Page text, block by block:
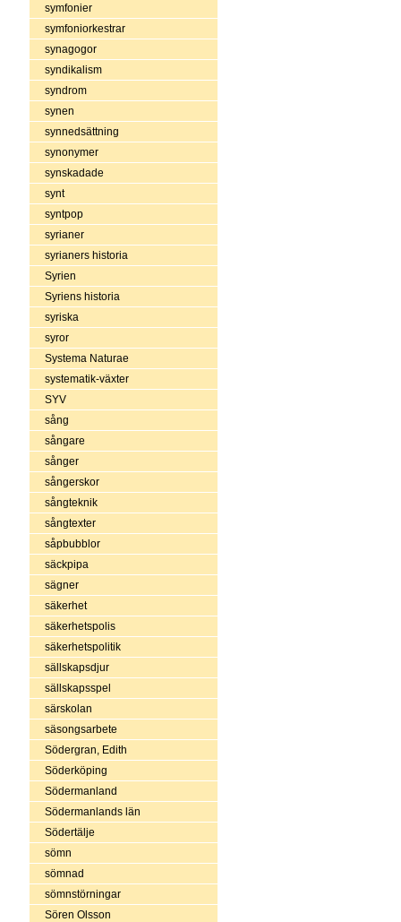
symfonier
symfoniorkestrar
synagogor
syndikalism
syndrom
synen
synnedsättning
synonymer
synskadade
synt
syntpop
syrianer
syrianers historia
Syrien
Syriens historia
syriska
syror
Systema Naturae
systematik-växter
SYV
sång
sångare
sånger
sångerskor
sångteknik
sångtexter
såpbubblor
säckpipa
sägner
säkerhet
säkerhetspolis
säkerhetspolitik
sällskapsdjur
sällskapsspel
särskolan
säsongsarbete
Södergran, Edith
Söderköping
Södermanland
Södermanlands län
Södertälje
sömn
sömnad
sömnstörningar
Sören Olsson